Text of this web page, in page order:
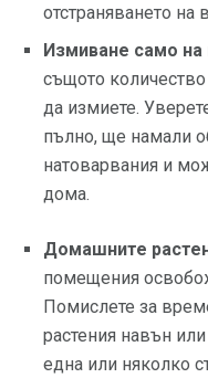
отстраняването на
Измиване само на
същото
да измиете.
пълно, ще намали
натоварвания и
дома.
Домашните
помещения
Помислете за
растения навън
една или няколко